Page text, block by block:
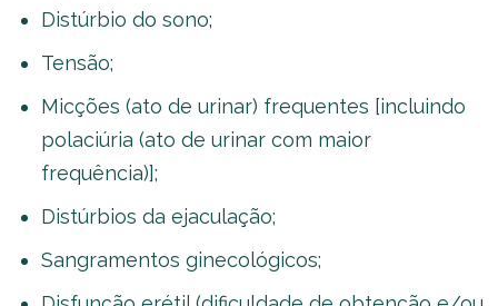
Distúrbio do sono;
Tensão;
Micções (ato de urinar) frequentes [incluindo
polaciúria (ato de urinar com maior
frequência)];
Distúrbios da ejaculação;
Sangramentos ginecológicos;